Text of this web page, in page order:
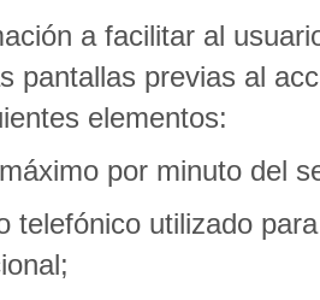
a facilitar al
pantallas previas al
elementos:
por minuto del
telefónico utilizado